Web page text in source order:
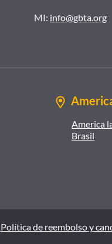
MI: info@gbta.org
America
Brasil
Política de reembolso y